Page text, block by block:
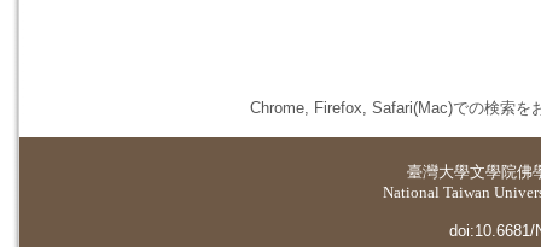
Chrome, Firefox, Safari(Mac)での検索を
臺灣大學文學院佛
National Taiwan
doi:10.6681/